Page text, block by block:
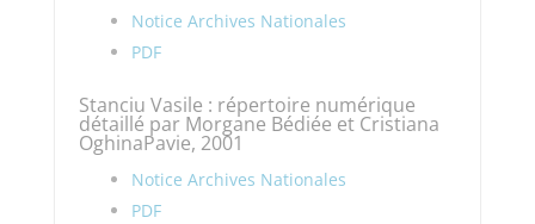
Notice Archives Nationales
PDF
Stanciu Vasile : répertoire numérique
détaillé par Morgane Bédiée et Cristiana
OghinaPavie, 2001
Notice Archives Nationales
PDF